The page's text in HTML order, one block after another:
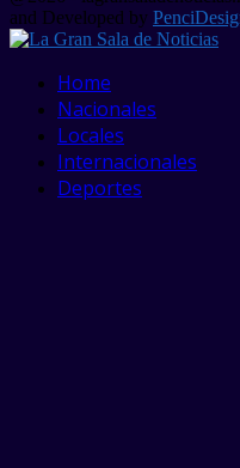
and Developed by
Home
Nacionales
Locales
Internacionales
Deportes